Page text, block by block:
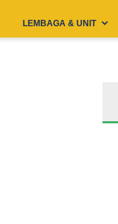
LEMBAGA & UNIT